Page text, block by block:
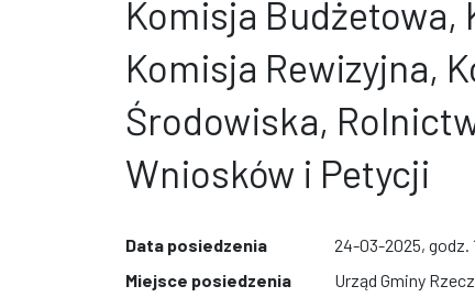
Komisja Budżetowa,
Komisja Rewizyjna,
Środowiska,
Wniosków i Petycji
Data posiedzenia
24-03-2025, godz.
Miejsce posiedzenia
Urząd Gminy